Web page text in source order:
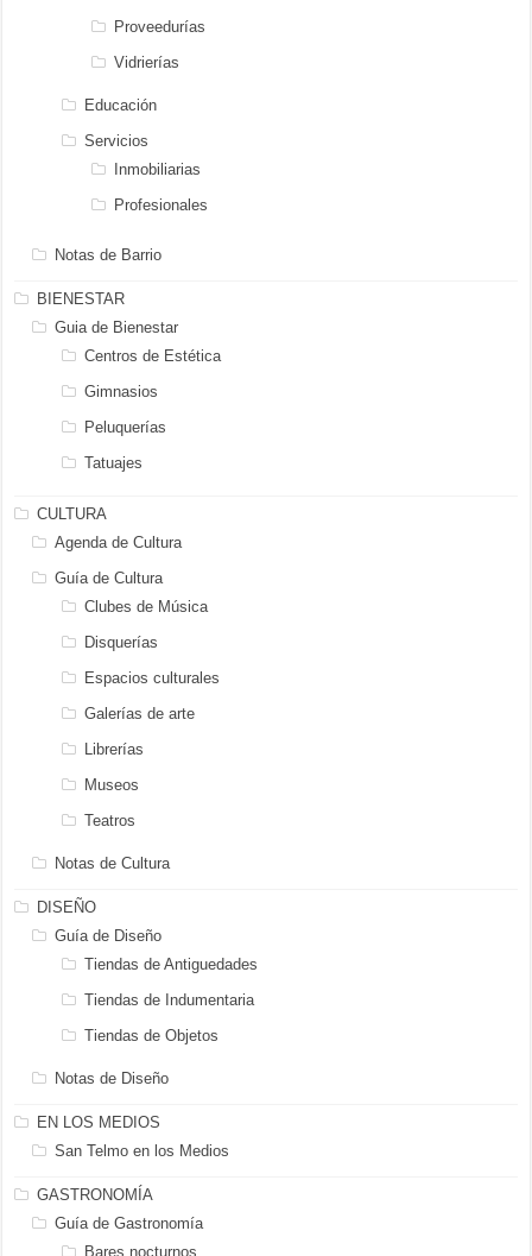
Proveedurías
Vidrierías
Educación
Servicios
Inmobiliarias
Profesionales
Notas de Barrio
BIENESTAR
Guia de Bienestar
Centros de Estética
Gimnasios
Peluquerías
Tatuajes
CULTURA
Agenda de Cultura
Guía de Cultura
Clubes de Música
Disquerías
Espacios culturales
Galerías de arte
Librerías
Museos
Teatros
Notas de Cultura
DISEÑO
Guía de Diseño
Tiendas de Antiguedades
Tiendas de Indumentaria
Tiendas de Objetos
Notas de Diseño
EN LOS MEDIOS
San Telmo en los Medios
GASTRONOMÍA
Guía de Gastronomía
Bares nocturnos